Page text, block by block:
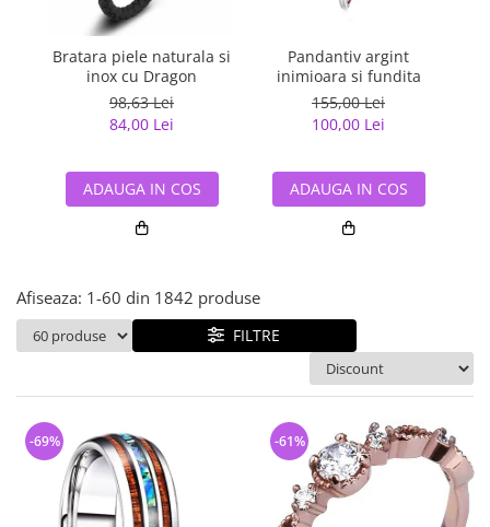
semipretioase
Bijuterii argint placat cu aur
Bijuterii argint cu diverse
Bijuterii de Lux
Bijuterii gotice si rock
Bijuterii Handmade
Bijuterii fantezie
Bijuterii tungsten
Solutii si lavete de curatare
bijuterii argint
Bratara piele naturala si
inox cu Dragon
98,63 Lei
84,00 Lei
ADAUGA IN COS
Pandantiv argint
inimioara si fundita
155,00 Lei
100,00 Lei
ADAUGA IN COS
Afiseaza: 1-60 din 1842 produse
FILTRE
-69% -61%